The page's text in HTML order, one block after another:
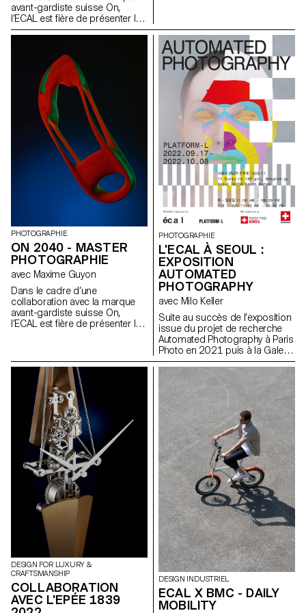
impressions monumentales
sur tissu, des coussins-images
géants invitent le public à
fluidité des genres et les
définitions toujours
changeantes de la beauté et de
l'expression de soi.
pouvoirs créatifs d'une
génération émergente et de
l'attrait durable de la nature
pour nous tous.
avant-gardiste suisse On,
l’ECAL est fière de présenter le
travail interdisciplinaire réalisé
Masters Design de produit,
Photographie et Type Design.
PHOTOGRAPHIE
ON 2040 - MASTER
PHOTOGRAPHIE
avec Maxime Guyon
Dans le cadre d’une
collaboration avec la marque
avant-gardiste suisse On,
l’ECAL est fière de présenter le
Masters Design de produit,
Photographie et Type Design.
PHOTOGRAPHIE
L'ECAL À SEOUL :
EXPOSITION
AUTOMATED
PHOTOGRAPHY
avec Milo Keller
Suite au succès de l’exposition
issue du projet de recherche
Automated Photography à Paris
Photo en 2021 puis à la Galerie
l’elac en 2022, l’ECAL/Ecole
cantonale d’art de Lausanne
exporte son projet de
recherche à Plateform-L à
Seoul du 17 septembre au 8
octobre 2022, pour une
exposition audiovisuelle
immersive.
DESIGN FOR LUXURY &
CRAFTSMANSHIP
COLLABORATION
AVEC L'EPÉE 1839
DESIGN INDUSTRIEL
ECAL X BMC - DAILY
MOBILITY